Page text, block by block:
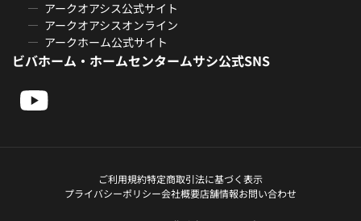
アークオアシス公式サイト
アークオアシスオンライン
アークホーム公式サイト
ビバホーム・ホームセンタームサシ公式SNS
ご利用規約特定商取引法に基づく表示
プライバシーポリシー会社概要店舗情報お問い合わせ